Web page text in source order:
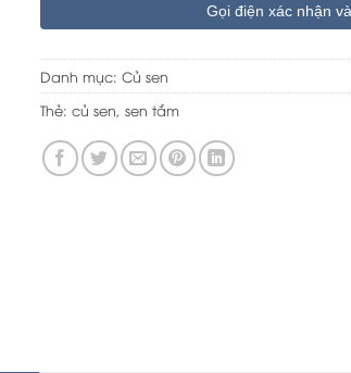
Gọi điện xác nhận
Danh mục: Củ sen
Thẻ: củ sen, sen tắm